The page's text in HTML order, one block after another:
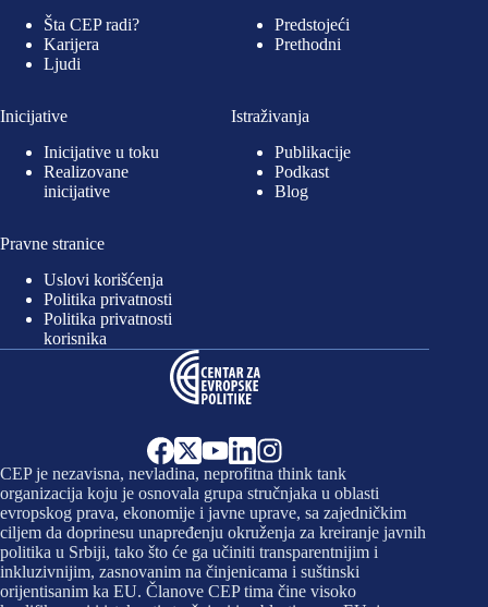
Šta CEP radi?
Karijera
Ljudi
Predstojeći
Prethodni
Inicijative
Inicijative u toku
Realizovane
inicijative
Istraživanja
Publikacije
Podkast
Blog
Pravne stranice
Uslovi korišćenja
Politika privatnosti
Politika privatnosti
korisnika
CEP je nezavisna, nevladina, neprofitna think tank
organizacija koju je osnovala grupa stručnjaka u oblasti
evropskog prava, ekonomije i javne uprave, sa zajedničkim
ciljem da doprinesu unapređenju okruženja za kreiranje javnih
politika u Srbiji, tako što će ga učiniti transparentnijim i
inkluzivnijim, zasnovanim na činjenicama i suštinski
orijentisanim ka EU. Članove CEP tima čine visoko